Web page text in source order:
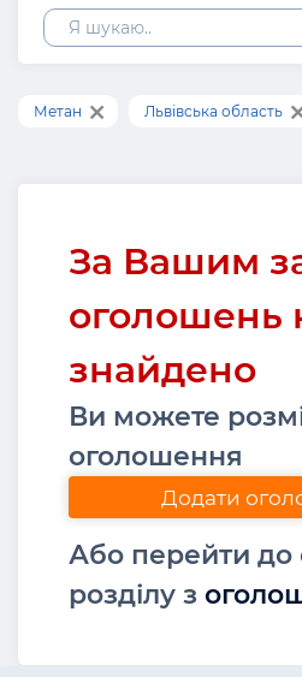
Метан Львівська область
За Вашим
оголошень
знайдено
Ви можете
оголошення
Додати
Або перейти до
розділу з